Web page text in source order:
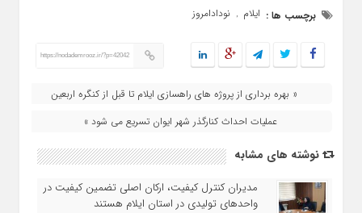
برچسب ها : ایلام , نودادامروز
https://nodademrooz.ir/?p=42042
« بهره‌ برداری از پروژه های راهسازی ایلام تا قبل از کنگره اربعین
عملیات احداث کنارگذر شهر ایوان تسریع می شود »
نوشته های مشابه
مدیران کنترل کیفیت، ارکان اصلی تضمین کیفیت در
واحدهای تولیدی در استان ایلام هستند